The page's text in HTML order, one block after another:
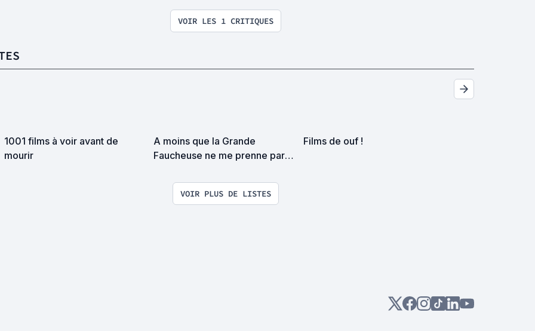
VOIR LES 1 CRITIQUES
1001 films à voir avant de
mourir
A moins que la Grande
Faucheuse ne me prenne par
rencontrer
Films de ouf !
VOIR PLUS DE LISTES